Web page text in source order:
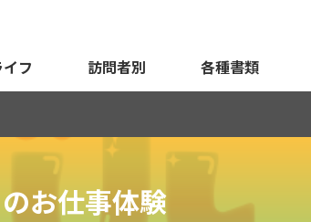
フ 訪問者別 各種書類
お仕事体験